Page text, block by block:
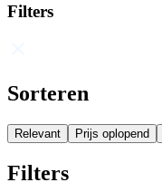
Filters
Sorteren
Relevant Prijs oplopend
Filters